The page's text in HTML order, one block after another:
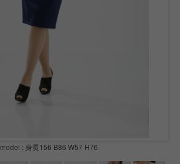
model : 身長156 B86 W57 H76